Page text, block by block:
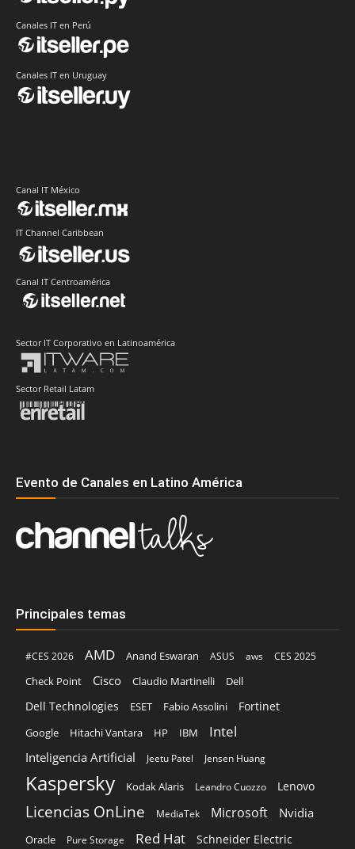
Canales IT en Perú
Canales IT en Uruguay
Canal IT México
IT Channel Caribbean
Canal IT Centroamérica
Sector IT Corporativo en Latinoamérica
Sector Retail Latam
Evento de Canales en Latino América
Principales temas
#CES 2026 AMD Anand Eswaran ASUS aws
CES 2025
Check Point
Cisco Claudio Martinelli Dell
Dell Technologies ESET Fabio Assolini Fortinet
Google Hitachi Vantara HP IBM Intel
Inteligencia Artificial Jeetu Patel Jensen Huang
Kaspersky Kodak Alaris Leandro Cuozzo Lenovo
Licencias OnLine MediaTek Microsoft Nvidia
Oracle Pure Storage Red Hat Schneider Electric